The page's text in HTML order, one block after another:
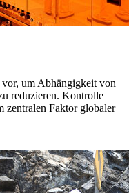
um Abhängigkeit von
reduzieren. Kontrolle
zentralen Faktor globaler